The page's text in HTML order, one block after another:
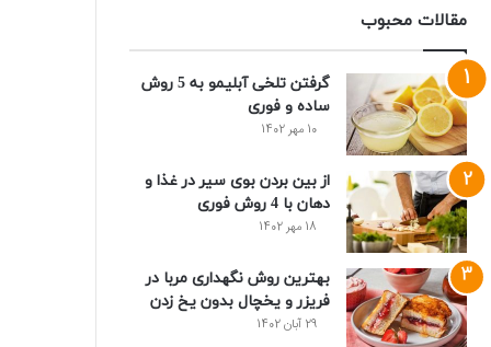
مقالات محبوب
گرفتن تلخی آبلیمو به 5 روش
ساده و فوری
10 مهر 1402
از بین بردن بوی سیر در غذا و
دهان با 4 روش فوری
18 مهر 1402
بهترین روش نگهداری مربا در
فریزر و یخچال بدون یخ زدن
29 آبان 1402